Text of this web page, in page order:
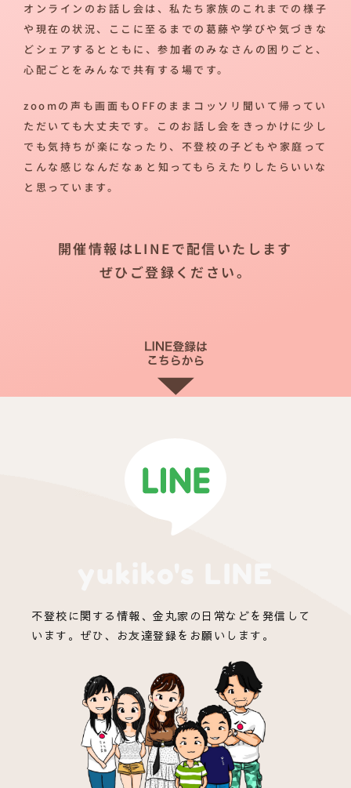
オンラインのお話し会は、私たち家族のこれまでの様子
や現在の状況、ここに至るまでの葛藤や学びや気づきな
どシェアするとともに、参加者のみなさんの困りごと、
心配ごとをみんなで共有する場です。
zoomの声も画面もOFFのままコッソリ聞いて帰ってい
ただいても大丈夫です。このお話し会をきっかけに少し
でも気持ちが楽になったり、不登校の子どもや家庭って
こんな感じなんだなぁと知ってもらえたりしたらいいな
と思っています。
開催情報はLINEで配信いたします
ぜひご登録ください。
不登校に関する情報、金丸家の日常などを発信して
います。ぜひ、お友達登録をお願いします。